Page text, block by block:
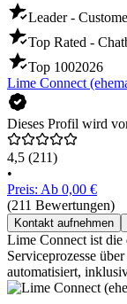
Leader -
Top Rated -
Top 1002026
Lime Connect
Dieses Profil wird
4,5 (211)
•
Preis: Ab 0,00 €
(211 Bewertungen)
Kontakt aufnehmen
Lime Connect ist
Serviceprozesse
automatisiert,